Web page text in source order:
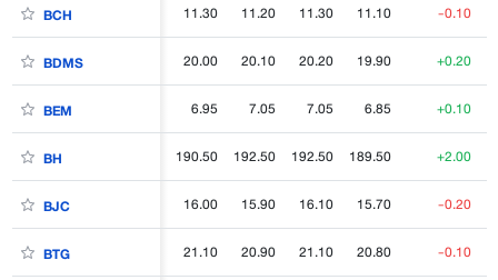
BCH 11.30 11.20 11.30 11.10 -0.10
BDMS 20.00 20.10 20.20 19.90 +0.20
BEM 6.95 7.05 7.05 6.85 +0.10
BH 190.50 192.50 192.50 189.50 +2.00
BJC 16.00 15.90 16.10 15.70 -0.20
BTG 21.10 20.90 21.10 20.80 -0.10